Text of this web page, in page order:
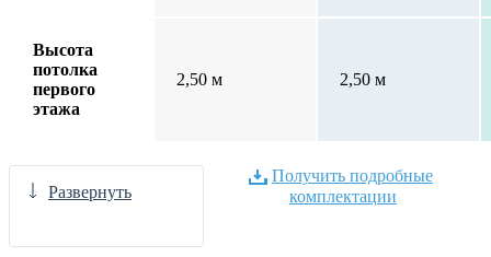
Высота
потолка
первого
этажа
2,50 м 2,50 м
Развернуть
Получить подробные
комплектации